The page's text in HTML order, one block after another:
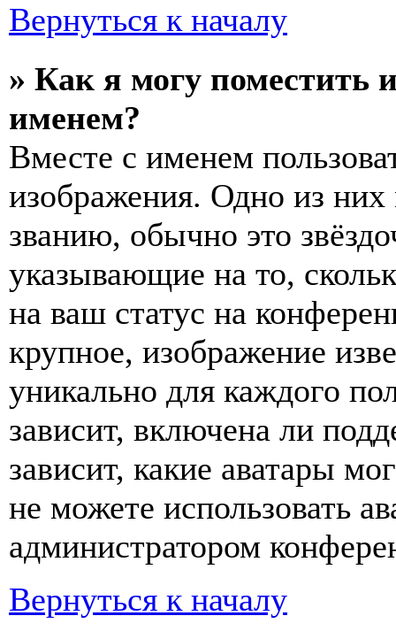
Вернуться к началу
» Как я могу поместить
именем?
Вместе с именем
изображения. Одно из
званию, обычно это
указывающие на то,
на ваш статус на
крупное, изображение
уникально для каждого
зависит, включена ли
зависит, какие аватары
не можете использовать
администратором
Вернуться к началу